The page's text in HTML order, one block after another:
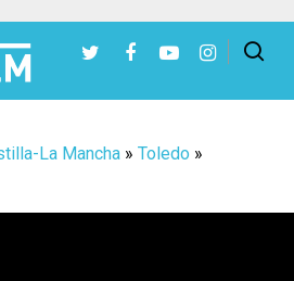
La Mancha » Toledo »